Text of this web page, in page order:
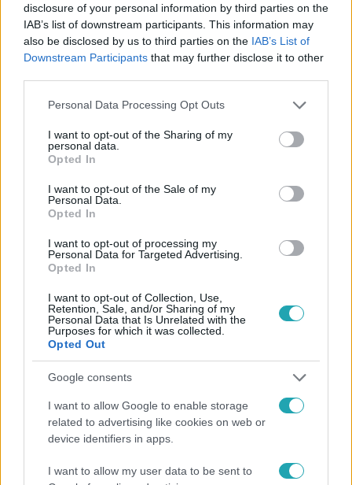
disclosure of your personal information by third parties on the
IAB’s list of downstream participants. This information may
also be disclosed by us to third parties on the IAB’s List of
Downstream Participants that may further disclose it to other
Please note that this website/app uses one or more Google
not limited to your visit or usage behaviour. You may click to
grant or deny consent to Google and its third-party tags to
use your data for below specified purposes in below Google
consent section.
Personal Data Processing Opt Outs
I want to opt-out of the Sharing of my
personal data.
Opted In
I want to opt-out of the Sale of my
Personal Data.
Opted In
I want to opt-out of processing my
Personal Data for Targeted Advertising.
Opted In
I want to opt-out of Collection, Use,
Retention, Sale, and/or Sharing of my
Personal Data that Is Unrelated with the
Purposes for which it was collected.
Opted Out
Google consents
I want to allow Google to enable storage
related to advertising like cookies on web or
device identifiers in apps.
I want to allow my user data to be sent to
Kövess minket, és értesülj a friss hírekről a
Facebookon is!
KOLUMBIA #LEZUHANT REPÜLŐ #TÚLÉLŐK
Népszerű